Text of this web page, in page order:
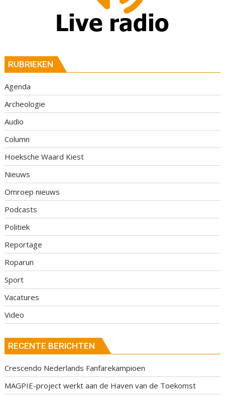
RUBRIEKEN
Agenda
Archeologie
Audio
Column
Hoeksche Waard Kiest
Nieuws
Omroep nieuws
Podcasts
Politiek
Reportage
Roparun
Sport
Vacatures
Video
RECENTE BERICHTEN
Crescendo Nederlands Fanfarekampioen
MAGPIE-project werkt aan de Haven van de Toekomst